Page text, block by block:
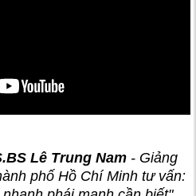
Lê Trung Nam - Giảng
phố Hồ Chí Minh tư vấn: